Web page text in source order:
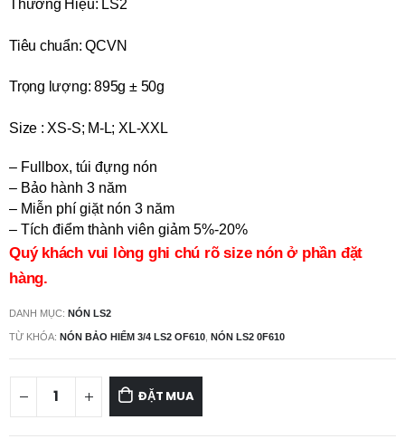
Thương Hiệu: LS2
Tiêu chuẩn: QCVN
Trọng lượng: 895g ± 50g
Size : XS-S; M-L; XL-XXL
– Fullbox, túi đựng nón
– Bảo hành 3 năm
– Miễn phí giặt nón 3 năm
– Tích điểm thành viên giảm 5%-20%
Quý khách vui lòng ghi chú rõ size nón ở phần đặt
hàng.
DANH MỤC: NÓN LS2
TỪ KHÓA: NÓN BẢO HIỂM 3/4 LS2 OF610 NÓN LS2 0F610
ĐẶT MUA